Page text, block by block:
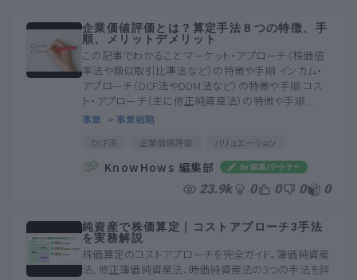
企業価値評価とは？算定手法８つの特徴、手
順、メリットデメリット
この記事でわかること マーケット・アプローチ（株価倍
率法や類似取引比準法など）の特徴や手順 インカム・
アプローチ（DCF法やDDM法など）の特徴や手順 コス
ト・アプローチ（主に修正純資産法）の特徴や手順...
事業 > 事業戦略
DCF法 企業価値評価
バリュエーション
マーケット・アプローチ
コスト・アプローチ
類似取引比準法
修正純資産法 DDM法
DCF法
マーケット・アプローチ
コスト・アプローチ
インカム・アプローチ
類似取引比準法
株価倍率法
修正純資産法 DDM法
KnowHows 編集部
23.9k 0 0 0 0
純資産で株価算定｜コストアプローチ3手法
を実務解説
株価算定のコストアプローチを完全ガイド。簿価純資産
法、修正簿価純資産法、時価純資産法の3つの手法を詳